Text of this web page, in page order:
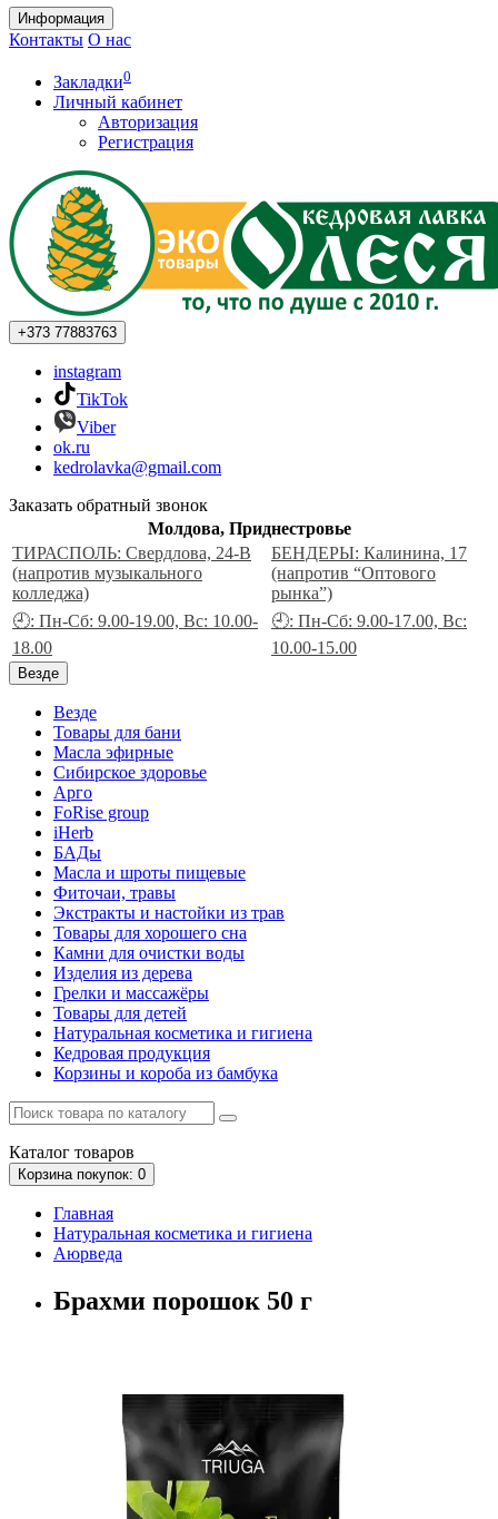
Информация
Контакты О нас
Закладки0
Личный кабинет
Авторизация
Регистрация
+373 77883763
instagram
TikTok
Viber
ok.ru
kedrolavka@gmail.com
Заказать обратный звонок
Молдова, Приднестровье
ТИРАСПОЛЬ: Свердлова, 24-В
(напротив музыкального
колледжа)
БЕНДЕРЫ: Калинина, 17
(напротив “Оптового
рынка”)
🕘: Пн-Сб: 9.00-19.00, Вс: 10.00-
18.00
🕘: Пн-Сб: 9.00-17.00, Вс:
10.00-15.00
Везде
Везде
Товары для бани
Масла эфирные
Сибирское здоровье
Арго
FoRise group
iHerb
БАДы
Масла и шроты пищевые
Фиточаи, травы
Экстракты и настойки из трав
Товары для хорошего сна
Камни для очистки воды
Изделия из дерева
Грелки и массажёры
Товары для детей
Натуральная косметика и гигиена
Кедровая продукция
Корзины и короба из бамбука
Каталог товаров
Корзинапокупок: 0
Главная
Натуральная косметика и гигиена
Аюрведа
Брахми порошок 50 г